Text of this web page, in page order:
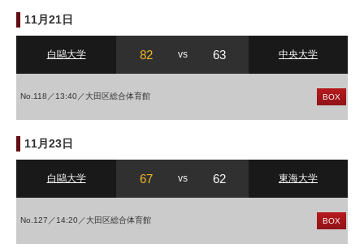
11月21日
白鷗大学 82 vs 63 中央大学
No.118／13:40／大田区総合体育館 BOX
11月23日
白鷗大学 67 vs 62 東海大学
No.127／14:20／大田区総合体育館 BOX